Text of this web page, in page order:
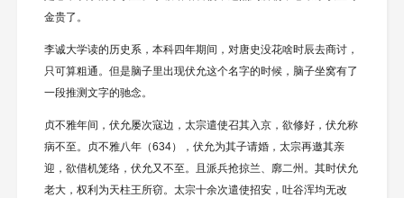
金贵了。
李诚大学读的历史系，本科四年期间，对唐史没花啥时辰去商讨，
只可算粗通。但是脑子里出现伏允这个名字的时候，脑子坐窝有了
一段推测文字的驰念。
贞不雅年间，伏允屡次寇边，太宗遣使召其入京，欲修好，伏允称
病不至。贞不雅八年（634），伏允为其子请婚，太宗再邀其亲
迎，欲借机笼络，伏允又不至。且派兵抢掠兰、廓二州。其时伏允
老大，权利为天柱王所窃。太宗十余次遣使招安，吐谷浑均无改